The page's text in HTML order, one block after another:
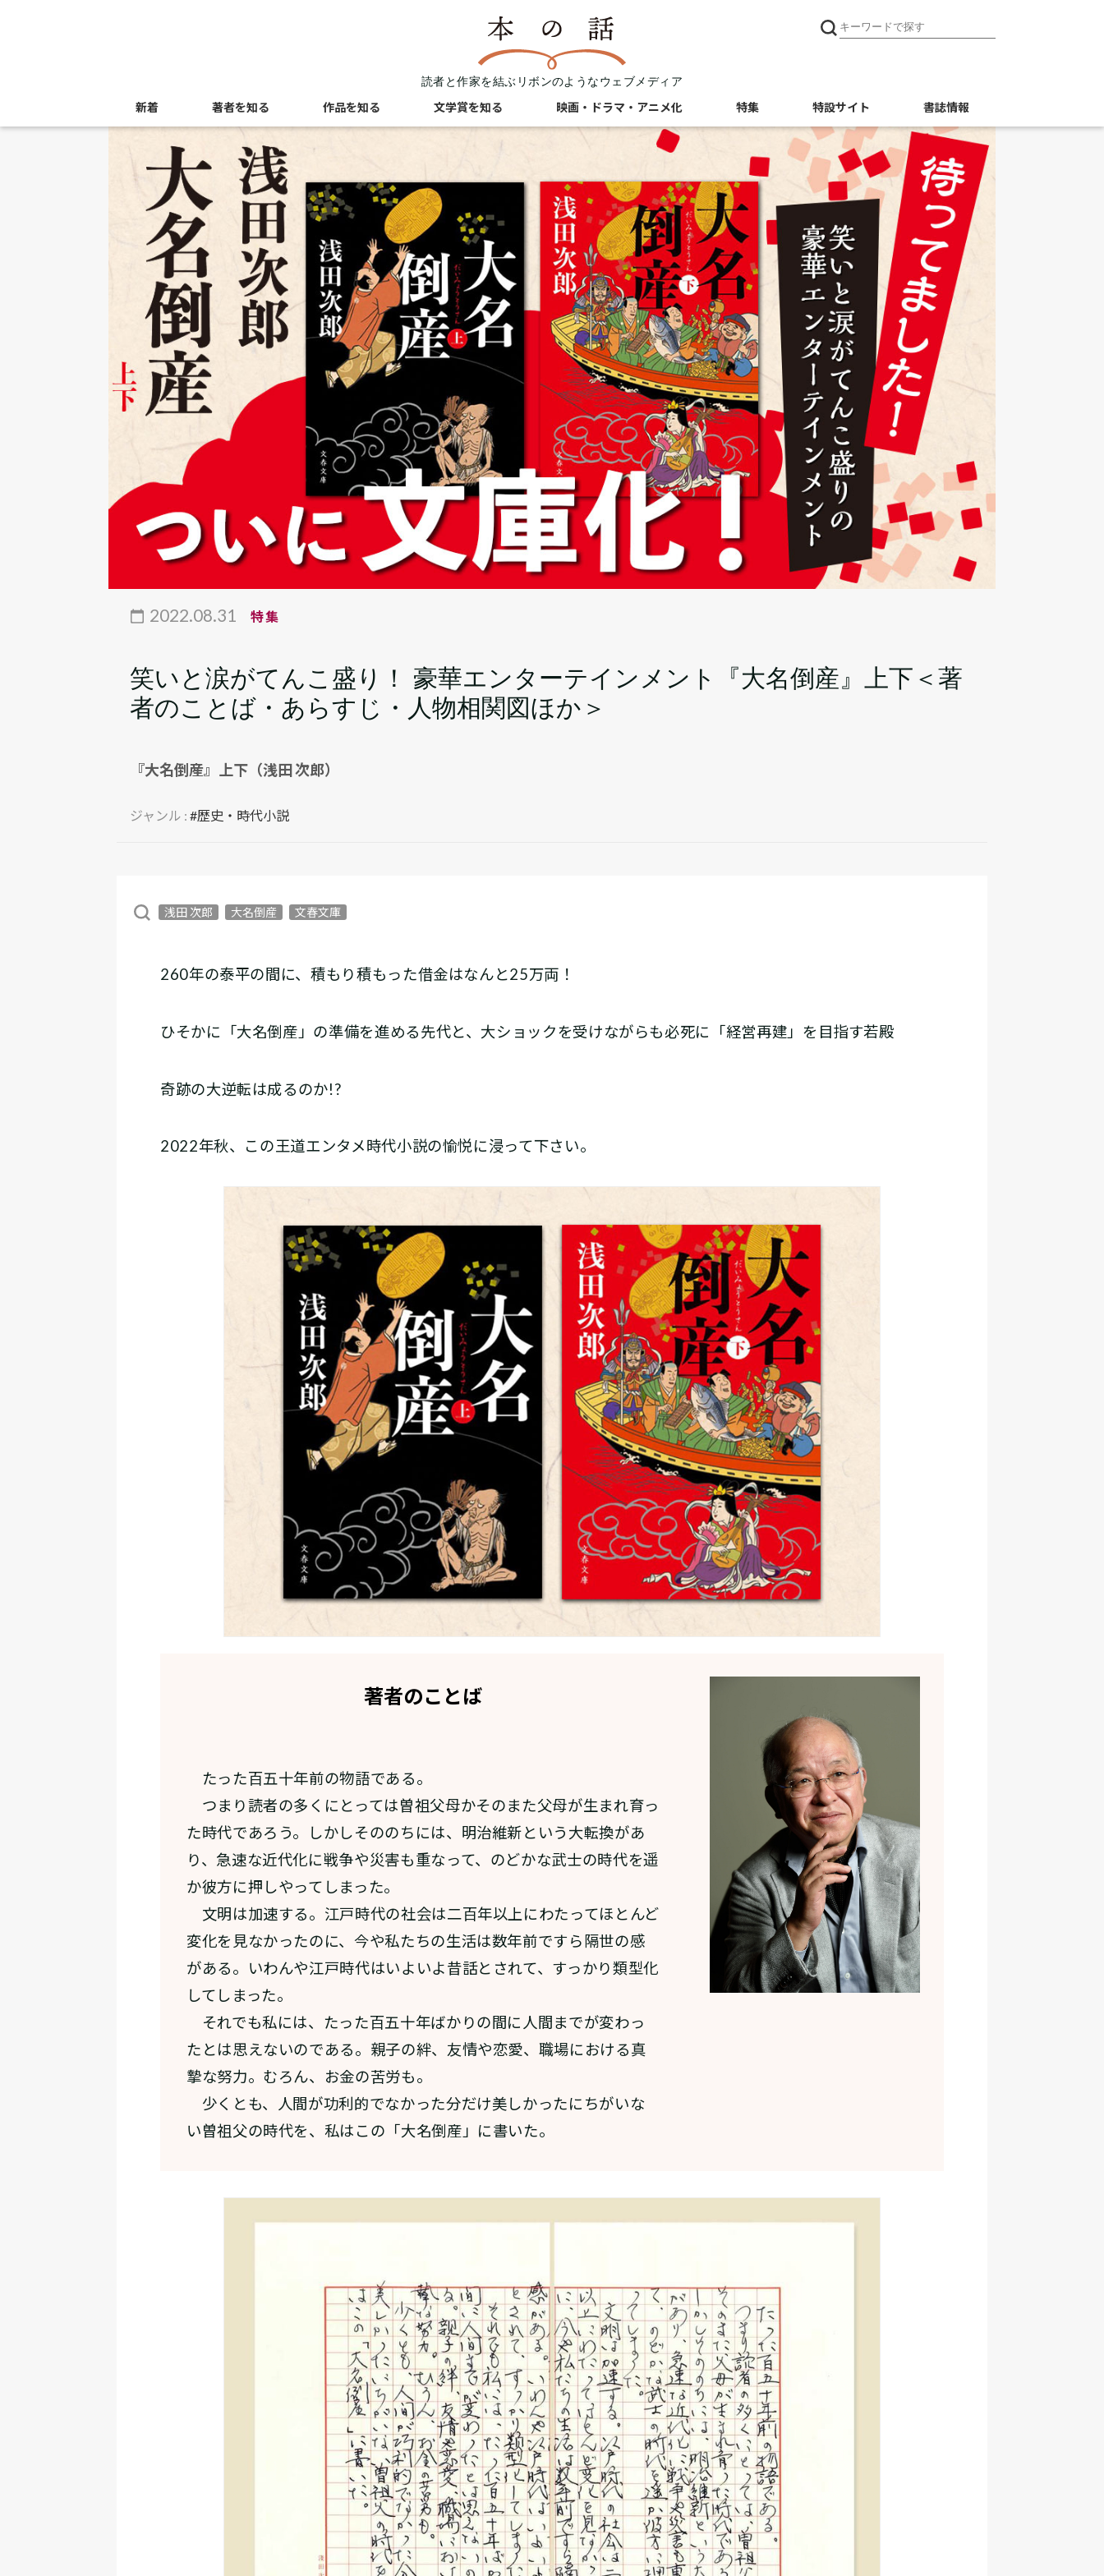
読者と作家を結ぶリボンのようなウェブメディア
新着 著者を知る 作品を知る 文学賞を知る 映画・ドラマ・アニメ化 特集 特設サイト 書誌情報
2022.08.31 特集
笑いと涙がてんこ盛り！ 豪華エンターテインメント『大名倒産』上下＜著
者のことば・あらすじ・人物相関図ほか＞
『大名倒産』上下（浅田 次郎）
ジャンル : #歴史・時代小説
浅田 次郎 大名倒産 文春文庫
260年の泰平の間に、積もり積もった借金はなんと25万両！
ひそかに「大名倒産」の準備を進める先代と、大ショックを受けながらも必死に「経営再建」を目指す若殿――
奇跡の大逆転は成るのか!?
2022年秋、この王道エンタメ時代小説の愉悦に浸って下さい。
著者のことば
たった百五十年前の物語である。
つまり読者の多くにとっては曽祖父母かそのまた父母が生まれ育っ
た時代であろう。しかしそののちには、明治維新という大転換があ
り、急速な近代化に戦争や災害も重なって、のどかな武士の時代を遥
か彼方に押しやってしまった。
文明は加速する。江戸時代の社会は二百年以上にわたってほとんど
変化を見なかったのに、今や私たちの生活は数年前ですら隔世の感
がある。いわんや江戸時代はいよいよ昔話とされて、すっかり類型化
してしまった。
それでも私には、たった百五十年ばかりの間に人間までが変わっ
たとは思えないのである。親子の絆、友情や恋愛、職場における真
摯な努力。むろん、お金の苦労も。
少くとも、人間が功利的でなかった分だけ美しかったにちがいな
い曽祖父の時代を、私はこの「大名倒産」に書いた。